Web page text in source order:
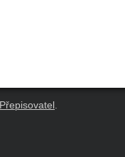
Přepisovatel .